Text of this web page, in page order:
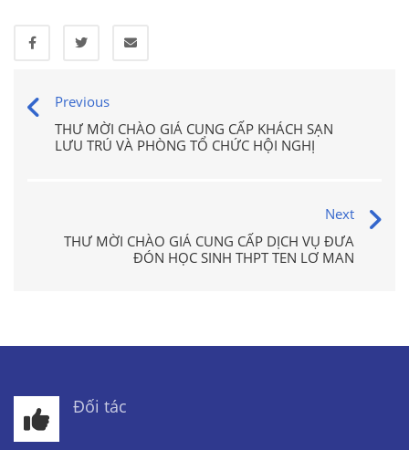
Previous
THƯ MỜI CHÀO GIÁ CUNG CẤP KHÁCH SẠN
LƯU TRÚ VÀ PHÒNG TỔ CHỨC HỘI NGHỊ
Next
THƯ MỜI CHÀO GIÁ CUNG CẤP DỊCH VỤ ĐƯA
ĐÓN HỌC SINH THPT TEN LƠ MAN
Đối tác